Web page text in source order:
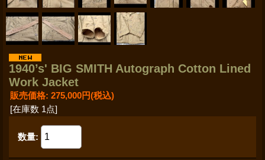
1940’s' BIG SMITH Autograph Cotton Lined
Work Jacket
販売価格: 275,000円(税込)
[在庫数 1点]
数量: